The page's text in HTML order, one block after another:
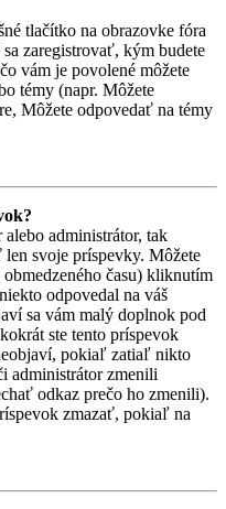
tlačítko na obrazovke fóra
zaregistrovať, kým budete
vám je povolené môžete
témy (napr. Môžete
Môžete odpovedať na témy
administrátor, tak
svoje príspevky. Môžete
času) kliknutím
odpovedal na váš
sa vám malý doplnok pod
ste tento príspevok
pokiaľ zatiaľ nikto
administrátor zmenili
odkaz prečo ho zmenili).
zmazať, pokiaľ na